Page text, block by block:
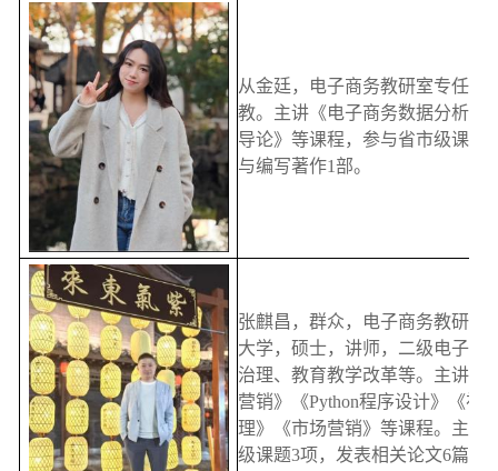
从金廷，电子商务教研室专任教
教。主讲《电子商务数据分析与
导论》等课程，参与省市级课题
与编写著作1部。
张麒昌，群众，电子商务教研室
大学，硕士，讲师，二级电子商
治理、教育教学改革等。主讲《
营销》《Python程序设计》《视
理》《市场营销》等课程。主持
级课题3项，发表相关论文6篇，